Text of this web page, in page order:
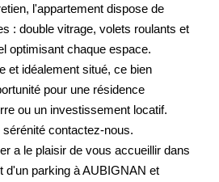
l'appartement dispose de
: double vitrage, volets roulants et
optimisant chaque espace.
et idéalement situé, ce bien
pour une résidence
ou un investissement locatif.
contactez-nous.
a le plaisir de vous accueillir dans
d'un parking à AUBIGNAN et